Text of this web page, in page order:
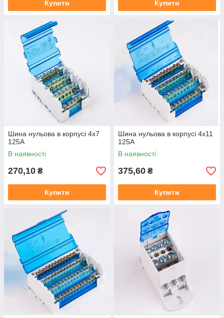
Купити Купити
Шина нульова в корпусі 4х7
125А
В наявності
270,10 ₴
Купити
Шина нульова в корпусі 4х11
125А
В наявності
375,60 ₴
Купити